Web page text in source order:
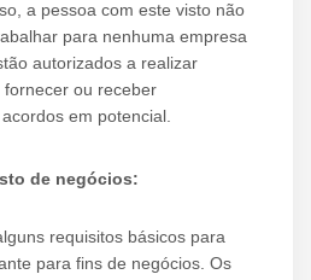
a pessoa com este visto não
para nenhuma empresa
autorizados a realizar
ou receber
em potencial.
de negócios:
requisitos básicos para
para fins de negócios. Os